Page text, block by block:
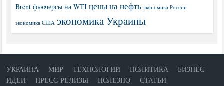
Brent фьючерсы на WTI цены на нефть экономика России
экономика США экономика Украины
УКРАИНА МИР ТЕХНОЛОГИИ ПОЛИТИКА
БИЗНЕС
ИДЕИ
ПРЕСС-РЕЛИЗЫ ПОЛЕЗНО СТАТЬИ